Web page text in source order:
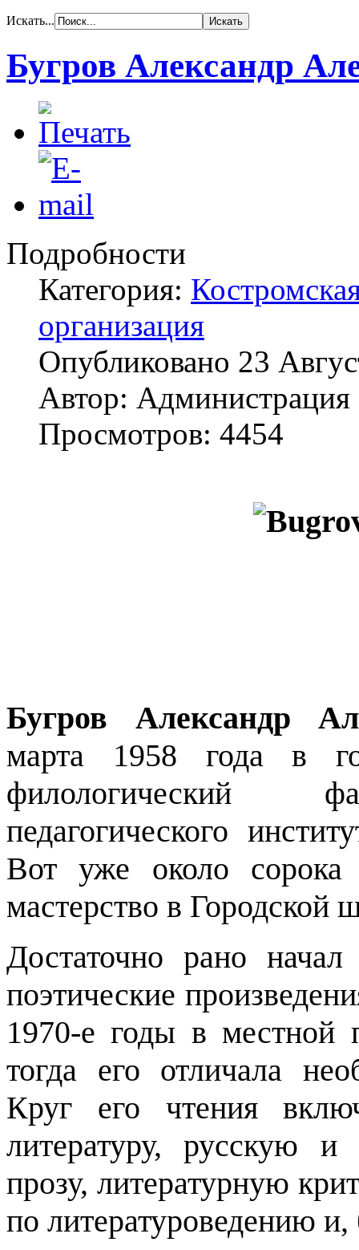
Искать...
Бугров Александр
Подробности
Категория:
организация
Опубликовано 23
Автор: Администрация
Просмотров: 4454
Бугров Александр
марта 1958 года в
филологический
педагогического
Вот уже около сорока
мастерство в Городской
Достаточно рано
поэтические
1970-е годы в местной
тогда его отличала
Круг его чтения
литературу, русскую
прозу, литературную
по литературоведению